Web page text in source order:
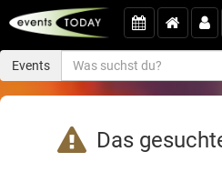
Events
Das